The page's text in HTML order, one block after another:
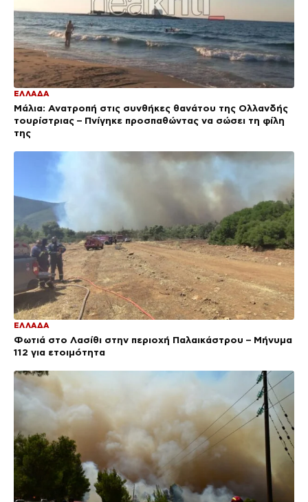
ΕΛΛΑΔΑ
Μάλια: Ανατροπή στις συνθήκες θανάτου της Ολλανδής
τουρίστριας – Πνίγηκε προσπαθώντας να σώσει τη φίλη
της
ΕΛΛΑΔΑ
Φωτιά στο Λασίθι στην περιοχή Παλαικάστρου – Μήνυμα
112 για ετοιμότητα